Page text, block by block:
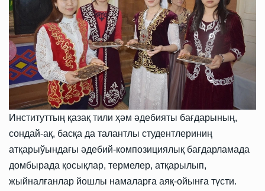
Институттың қазақ тили ҳәм әдебияты бағдарының,
сондай-ақ, басқа да талантлы студентлериниң
атқарыўындағы әдебий-композициялық бағдарламада
домбырада қосықлар, термелер, атқарылып,
жыйналғанлар йошлы намаларға аяқ-ойынға түсти.